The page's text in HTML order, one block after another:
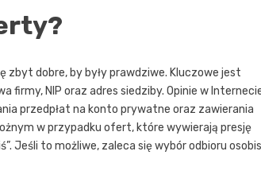
dobre, by były prawdziwe. Kluczowe jest
firmy, NIP oraz adres siedziby. Opinie w
przedpłat na konto prywatne oraz zawierania
w przypadku ofert, które wywierają presję
Jeśli to możliwe, zaleca się wybór odbioru